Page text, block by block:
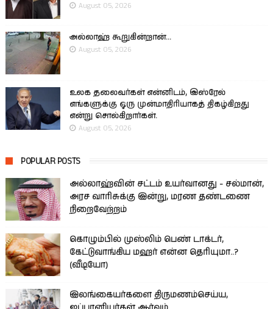
August 05, 2026
அல்லாஹ் கூறுகின்றான்...
August 05, 2026
உலக தலைவர்கள் என்னிடம், இஸ்ரேல்
எங்களுக்கு ஒரு முன்மாதிரியாகத் திகழ்கிறது
என்று சொல்கிறார்கள்.
August 05, 2026
POPULAR POSTS
அல்லாஹ்வின் சட்டம் உயர்வானது - சல்மான்,
அரச வாரிசுக்கு இன்று, மரண தண்டணை
நிறைவேற்றம்
கொழும்பில் முஸ்லிம் பெண் டாக்டர்,
கேட்டுவாங்கிய மஹர் என்ன தெரியுமா..?
(வீடியோ)
இலங்கையர்களை திருமணம்செய்ய,